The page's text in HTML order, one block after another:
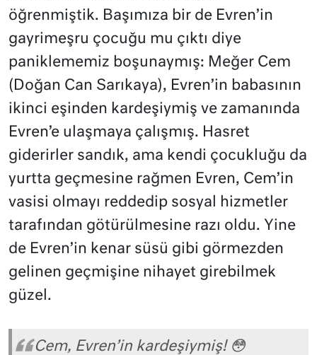
öğrenmiştik. Başımıza bir de Evren’in
gayrimeşru çocuğu mu çıktı diye
paniklememiz boşunaymış: Meğer Cem
(Doğan Can Sarıkaya), Evren’in babasının
ikinci eşinden kardeşiymiş ve zamanında
Evren’e ulaşmaya çalışmış. Hasret
giderirler sandık, ama kendi çocukluğu da
yurtta geçmesine rağmen Evren, Cem’in
vasisi olmayı reddedip sosyal hizmetler
tarafından götürülmesine razı oldu. Yine
de Evren’in kenar süsü gibi görmezden
gelinen geçmişine nihayet girebilmek
güzel.
Cem, Evren’in kardeşiymiş! 😳